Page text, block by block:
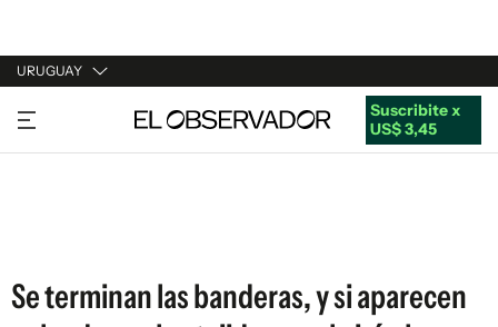
URUGUAY
URUGUAY
ARGENTINA
Suscribite x
US$ 3,45
Se terminan las banderas, y si aparecen